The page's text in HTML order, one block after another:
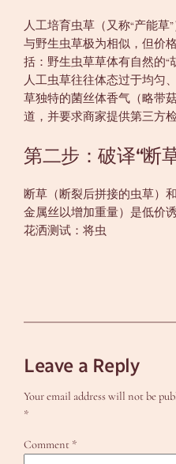
人工培育虫草（又称“产能
与野生虫草极为相似，但价
括：野生虫草草体有自然的“
人工虫草往往体态过于均匀
草独特的菌丝体香气（略带
道，并要求商家提供第三方
第二步：破译“断
断草（断裂后拼接的虫草）
金属丝以增加重量）是低价
花洒测试：将虫
Leave a Reply
Your email address will not be
*
Comment *